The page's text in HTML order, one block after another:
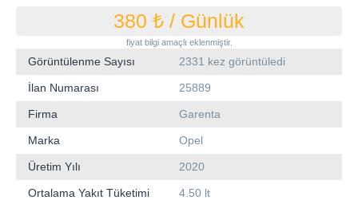
380 ₺ / Günlük
fiyat bilgi amaçlı eklenmiştir.
Görüntülenme Sayısı 2331 kez görüntüledi
İlan Numarası 25889
Firma Garenta
Marka Opel
Üretim Yılı 2020
Ortalama Yakıt Tüketimi 4.50 lt